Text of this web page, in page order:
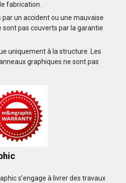
fabrication.
par un accident ou une mauvaise
pas couverts par la garantie
uniquement à la structure. Les
graphiques ne sont pas
s’engage à livrer des travaux